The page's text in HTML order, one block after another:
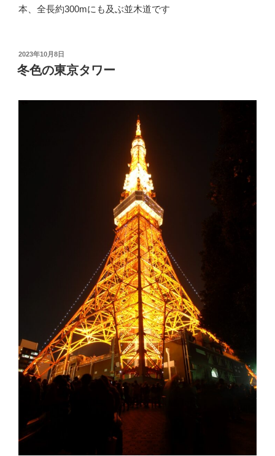
本、全長約300mにも及ぶ並木道です
投
稿
日:
2023年10月8日
冬色の東京タワー